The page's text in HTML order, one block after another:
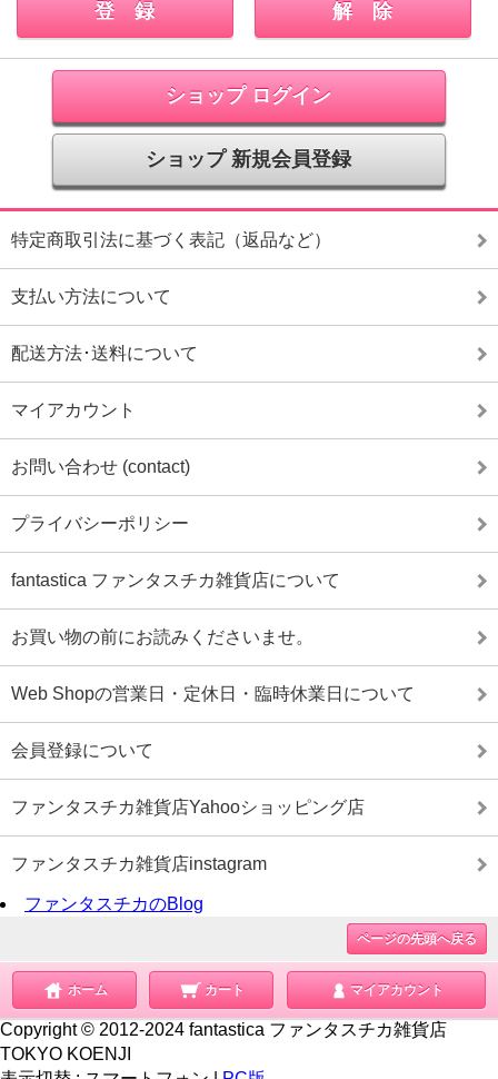
ショップ ログイン
ショップ 新規会員登録
特定商取引法に基づく表記（返品など）
支払い方法について
配送方法･送料について
マイアカウント
お問い合わせ (contact)
プライバシーポリシー
fantastica ファンタスチカ雑貨店について
お買い物の前にお読みくださいませ。
Web Shopの営業日・定休日・臨時休業日について
会員登録について
ファンタスチカ雑貨店Yahooショッピング店
ファンタスチカ雑貨店instagram
ファンタスチカのBlog
ページの先頭へ戻る
ホーム カート マイアカウント
Copyright © 2012-2024 fantastica ファンタスチカ雑貨店
TOKYO KOENJI